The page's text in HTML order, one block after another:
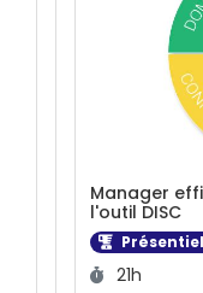
Manager
l'outil DISC
Durée :
21h